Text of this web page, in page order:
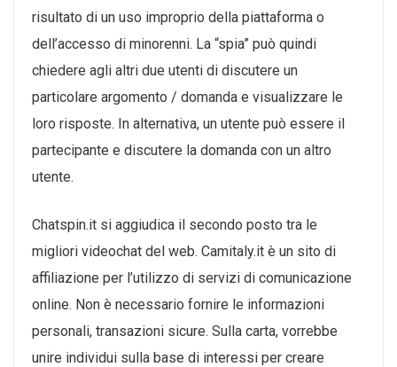
risultato di un uso improprio della piattaforma o
dell’accesso di minorenni. La “spia” può quindi
chiedere agli altri due utenti di discutere un
particolare argomento / domanda e visualizzare le
loro risposte. In alternativa, un utente può essere il
partecipante e discutere la domanda con un altro
utente.
Chatspin.it si aggiudica il secondo posto tra le
migliori videochat del web. Camitaly.it è un sito di
affiliazione per l’utilizzo di servizi di comunicazione
online. Non è necessario fornire le informazioni
personali, transazioni sicure. Sulla carta, vorrebbe
unire individui sulla base di interessi per creare